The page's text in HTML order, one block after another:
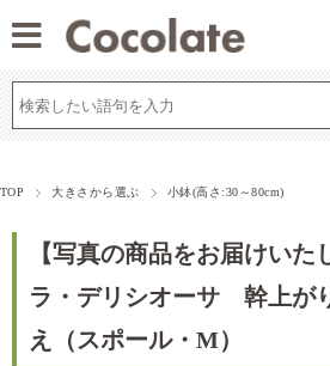
TOP 大きさから選ぶ 小鉢(高さ:30～80cm)
【写真の商品をお届けいた
ラ・デリシオーサ 幹上が
え（スポール・M）